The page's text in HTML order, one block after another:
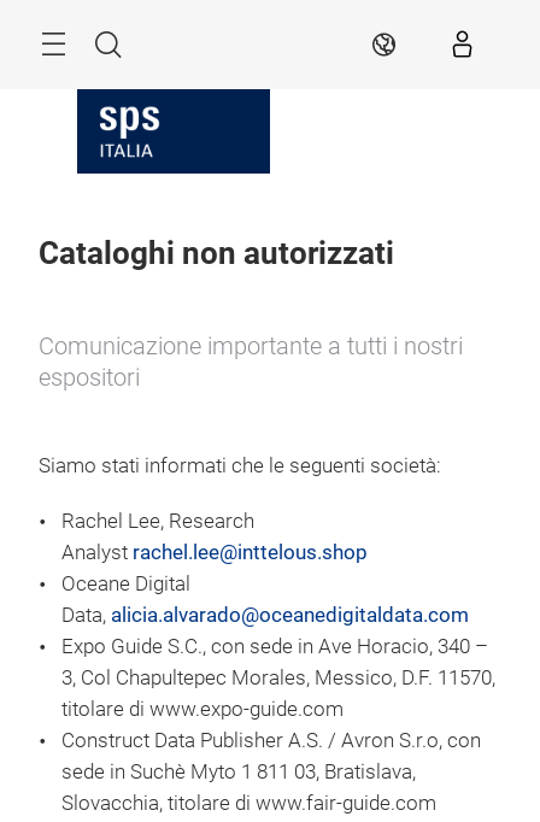
Search IT
Cataloghi non autorizzati
Comunicazione importante a tutti i nostri
espositori
Siamo stati informati che le seguenti società:
Rachel Lee, Research
Analyst rachel.lee@inttelous.shop
Oceane Digital
Data, alicia.alvarado@oceanedigitaldata.com
Expo Guide S.C., con sede in Ave Horacio, 340 –
3, Col Chapultepec Morales, Messico, D.F. 11570,
titolare di www.expo-guide.com
Construct Data Publisher A.S. / Avron S.r.o, con
sede in Suchè Myto 1 811 03, Bratislava,
Slovacchia, titolare di www.fair-guide.com